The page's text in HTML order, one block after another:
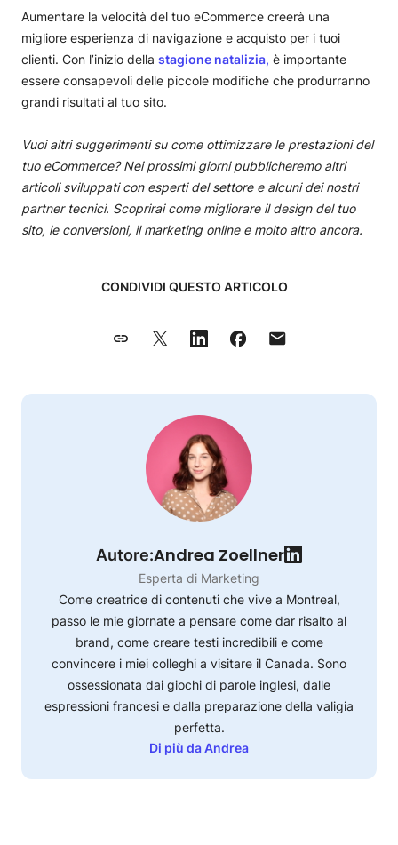
Aumentare la velocità del tuo eCommerce creerà una
migliore esperienza di navigazione e acquisto per i tuoi
clienti. Con l’inizio della stagione natalizia, è importante
essere consapevoli delle piccole modifiche che produrranno
grandi risultati al tuo sito.
Vuoi altri suggerimenti su come ottimizzare le prestazioni del
tuo eCommerce? Nei prossimi giorni pubblicheremo altri
articoli sviluppati con esperti del settore e alcuni dei nostri
partner tecnici. Scoprirai come migliorare il design del tuo
sito, le conversioni, il marketing online e molto altro ancora.
CONDIVIDI QUESTO ARTICOLO
Autore:Andrea Zoellner
Esperta di Marketing
Come creatrice di contenuti che vive a Montreal,
passo le mie giornate a pensare come dar risalto al
brand, come creare testi incredibili e come
convincere i miei colleghi a visitare il Canada. Sono
ossessionata dai giochi di parole inglesi, dalle
espressioni francesi e dalla preparazione della valigia
perfetta.
Di più da Andrea